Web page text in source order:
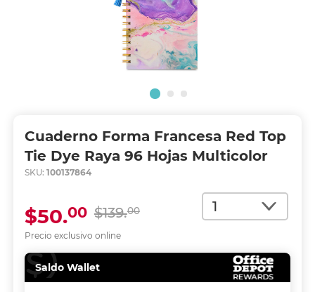
Cuaderno Forma Francesa Red Top
Tie Dye Raya 96 Hojas Multicolor
SKU: 100137864
Cantidad
Precio exclusivo online
$139.00
$50.00
Saldo Wallet